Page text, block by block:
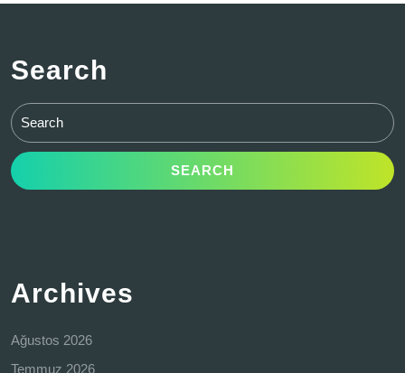
Search
Search
for:
Archives
Ağustos 2026
Temmuz 2026